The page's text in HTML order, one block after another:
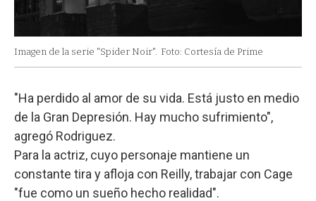
Imagen de la serie "Spider Noir". Foto: Cortesía de Prime
"Ha perdido al amor de su vida. Está justo en medio
de la Gran Depresión. Hay mucho sufrimiento",
agregó Rodriguez.
Para la actriz, cuyo personaje mantiene un
constante tira y afloja con Reilly, trabajar con Cage
"fue como un sueño hecho realidad".